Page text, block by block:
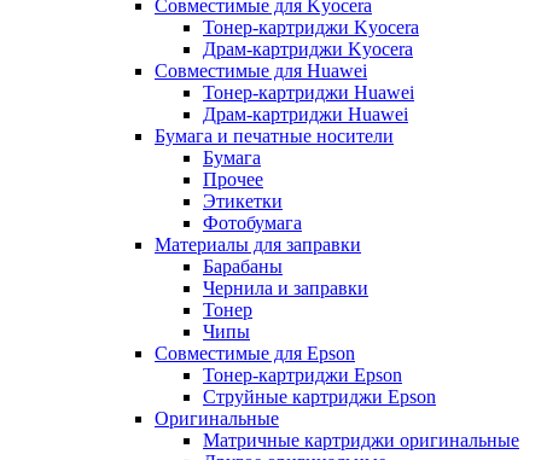
Совместимые для Kyocera
Тонер-картриджи Kyocera
Драм-картриджи Kyocera
Совместимые для Huawei
Тонер-картриджи Huawei
Драм-картриджи Huawei
Бумага и печатные носители
Бумага
Прочее
Этикетки
Фотобумага
Материалы для заправки
Барабаны
Чернила и заправки
Тонер
Чипы
Совместимые для Epson
Тонер-картриджи Epson
Струйные картриджи Epson
Оригинальные
Матричные картриджи оригинальные